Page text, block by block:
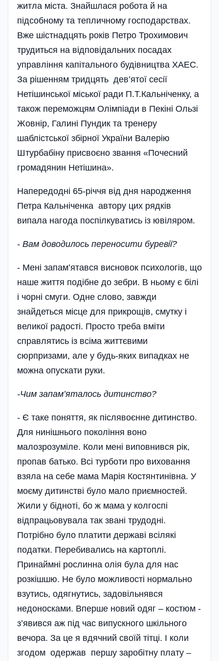
житла міста. Знайшлася робота й на
підсобному та тепличному господарствах.
Вже шістнадцять років Петро Трохимович
трудиться на відповідальних посадах
управління капітального будівництва ХАЕС.
За рішенням тридцять дев’ятої сесії
Нетішинської міської ради П.Т.Кальніченку, а
також переможцям Олімпіади в Пекіні Ользі
Жовнір, Галині Пундик та тренеру
шаблістської збірної України Валерію
Штурбабіну присвоєно звання «Почесний
громадянин Нетішина».
Напередодні 65-річчя від дня народження
Петра Кальніченка автору цих рядків
випала нагода поспілкуватись із ювіляром.
- Вам доводилось переносити буревії?
- Мені запам’ятався висновок психологів, що
наше життя подібне до зебри. В ньому є білі
і чорні смуги. Одне слово, завжди
знайдеться місце для прикрощів, смутку і
великої радості. Просто треба вміти
справлятись із всіма життєвими
сюрпризами, але у будь-яких випадках не
можна опускати руки.
-Чим запам’яталось дитинство?
- Є таке поняття, як післявоєнне дитинство.
Для нинішнього покоління воно
малозрозуміле. Коли мені виповнився рік,
пропав батько. Всі турботи про виховання
взяла на себе мама Марія Костянтинівна. У
моєму дитинстві було мало приємностей.
Жили у бідноті, бо ж мама у колгоспі
відпрацьовувала так звані трудодні.
Потрібно було платити державі всілякі
податки. Перебивались на картоплі.
Принаймні рослинна олія була для нас
розкішшю. Не було можливості нормально
взутись, одягнутись, задові­льнявся
недоносками. Вперше новий одяг – костюм -
з’явився аж під час випускного шкільного
вечора. За це я вдячний своїй тітці. І коли
згодом одержав першу заробітну плату –